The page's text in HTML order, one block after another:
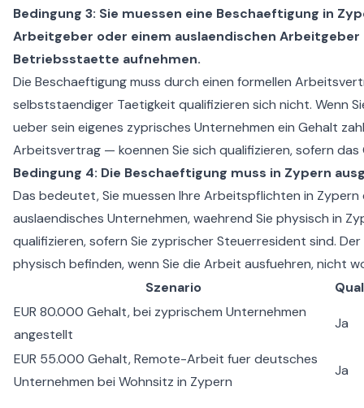
Bedingung 3: Sie muessen eine Beschaeftigung in
Arbeitgeber oder einem auslaendischen
Betriebsstaette aufnehmen.
Die Beschaeftigung muss durch einen formellen
selbststaendiger Taetigkeit qualifizieren sich nicht. Wenn
ueber sein eigenes zyprisches Unternehmen ein Gehalt
Arbeitsvertrag — koennen Sie sich qualifizieren, sofern
Bedingung 4: Die Beschaeftigung muss in Zypern
Das bedeutet, Sie muessen Ihre Arbeitspflichten in
auslaendisches Unternehmen, waehrend Sie physisch in
qualifizieren, sofern Sie zyprischer Steuerresident sind.
physisch befinden, wenn Sie die Arbeit ausfuehren, nicht
Szenario
EUR 80.000 Gehalt, bei zyprischem Unternehmen
angestellt
Ja
EUR 55.000 Gehalt, Remote-Arbeit fuer deutsches
Unternehmen bei Wohnsitz in Zypern
Ja